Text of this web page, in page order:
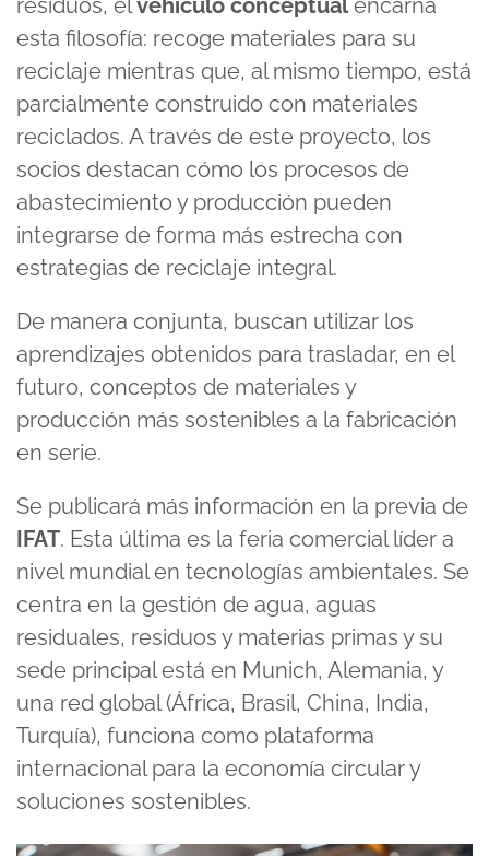
residuos, elvehículo conceptualencarna
esta filosofía: recoge materiales para su
reciclaje mientras que, al mismo tiempo, está
parcialmente construido con materiales
reciclados. A través de este proyecto, los
socios destacan cómo los procesos de
abastecimiento y producción pueden
integrarse de forma más estrecha con
estrategias de reciclaje integral.
De manera conjunta, buscan utilizar los
aprendizajes obtenidos para trasladar, en el
futuro, conceptos de materiales y
producción más sostenibles a la fabricación
en serie.
Se publicará más información en la previa de
IFAT. Esta última es la feria comercial líder a
nivel mundial en tecnologías ambientales. Se
centra en la gestión de agua, aguas
residuales, residuos y materias primas y su
sede principal está en Munich, Alemania, y
una red global (África, Brasil, China, India,
Turquía), funciona como plataforma
internacional para la economía circular y
soluciones sostenibles.